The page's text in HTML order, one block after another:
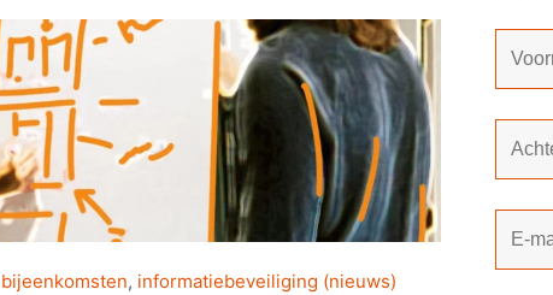
bijeenkomsten, informatiebeveiliging (nieuws)